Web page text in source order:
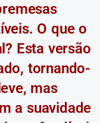
O que o
Esta versão
tornando-
mas
a suavidade